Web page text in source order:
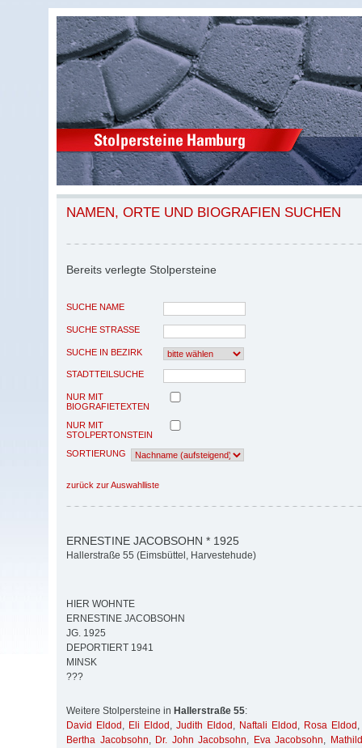
NAMEN, ORTE UND BIOGRAFIEN SUCHEN
Bereits verlegte Stolpersteine
SUCHE NAME
SUCHE STRASSE
SUCHE IN BEZIRK
STADTTEILSUCHE
NUR MIT
BIOGRAFIETEXTEN
NUR MIT
STOLPERTONSTEIN
SORTIERUNG
zurück zur Auswahlliste
ERNESTINE JACOBSOHN * 1925
Hallerstraße 55 (Eimsbüttel, Harvestehude)
HIER WOHNTE
ERNESTINE JACOBSOHN
JG. 1925
DEPORTIERT 1941
MINSK
???
Weitere Stolpersteine in Hallerstraße 55:
David Eldod , Eli Eldod , Judith Eldod , Naftali Eldod , Rosa Eldod
Bertha Jacobsohn, Dr. John Jacobsohn, Eva Jacobsohn,